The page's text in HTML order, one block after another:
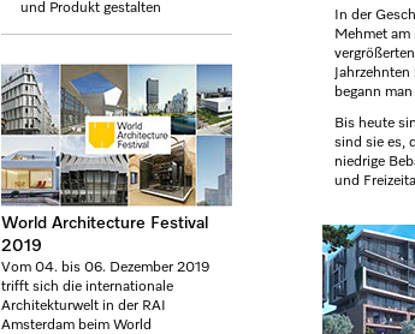
und Produkt gestalten
World Architecture Festival
2019
Vom 04. bis 06. Dezember 2019
trifft sich die internationale
Architekturwelt in der RAI
Amsterdam beim World
In der
Mehmet
begann
Bis heute
sind sie es,
niedrige
und